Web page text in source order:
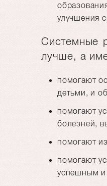
улучшения
Системные
лучше, а
помогают
детьми, и
помогают
болезней,
помогают
помогают
успешным